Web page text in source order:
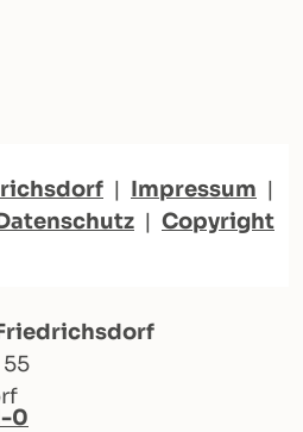
| Impressum |
| Copyright
0